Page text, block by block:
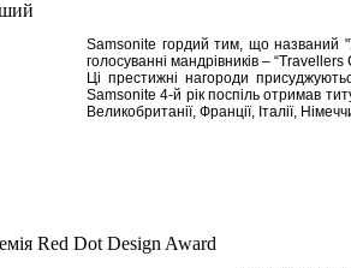
Samsonite гордий тим, що названий
голосуванні мандрівників –
Ці престижні нагороди
Samsonite 4-й рік поспіль отримав
Великобританії, Франції, Італії,